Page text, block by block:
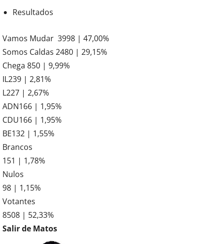
Resultados
Vamos Mudar 3998 | 47,00%
Somos Caldas 2480 | 29,15%
Chega 850 | 9,99%
IL239 | 2,81%
L227 | 2,67%
ADN166 | 1,95%
CDU166 | 1,95%
BE132 | 1,55%
Brancos
151 | 1,78%
Nulos
98 | 1,15%
Votantes
8508 | 52,33%
Salir de Matos